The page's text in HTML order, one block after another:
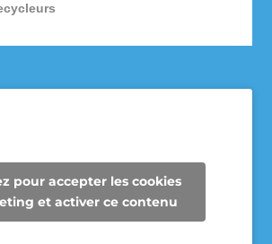
de la collecte d’aujourd’hui !
à tous les parents qui ont
à faire une différence pour
notre communauté.
pour accepter les cookies
et activer ce contenu